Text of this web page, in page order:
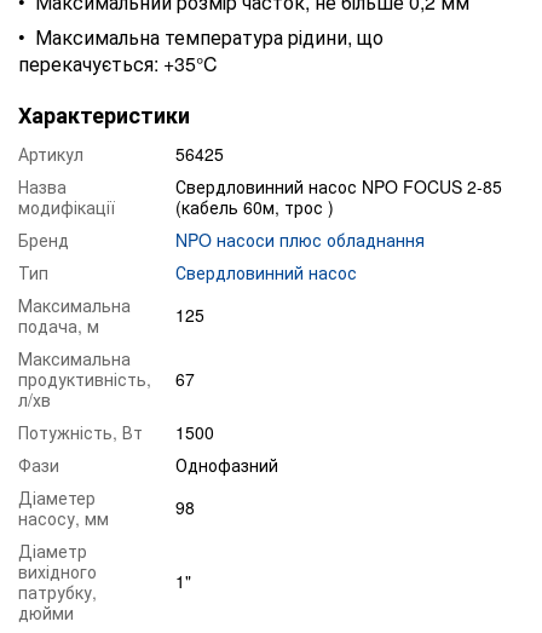
• Максимальна температура рідини, що
перекачується: +35°C
Характеристики
Артикул
56425
Назва
модифікації
Свердловинний насос NPO FOCUS 2-85
(кабель 60м, трос )
Бренд
NPO насоси плюс обладнання
Тип
Свердловинний насос
Максимальна
подача, м
125
Максимальна
продуктивність,
л/хв
67
Потужність, Вт
1500
Фази
Однофазний
Діаметер
насосу, мм
98
Діаметр
вихідного
патрубку,
дюйми
1"